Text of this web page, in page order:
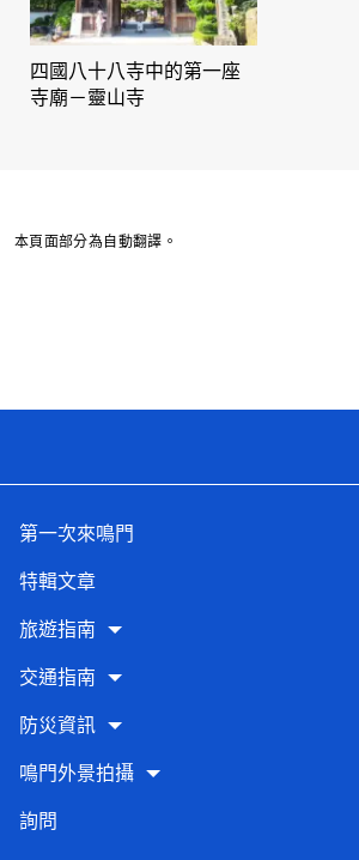
四國八十八寺中的第一座
寺廟－靈山寺
本頁面部分為自動翻譯。
第一次來鳴門
特輯文章
旅遊指南
交通指南
防災資訊
鳴門外景拍攝
詢問